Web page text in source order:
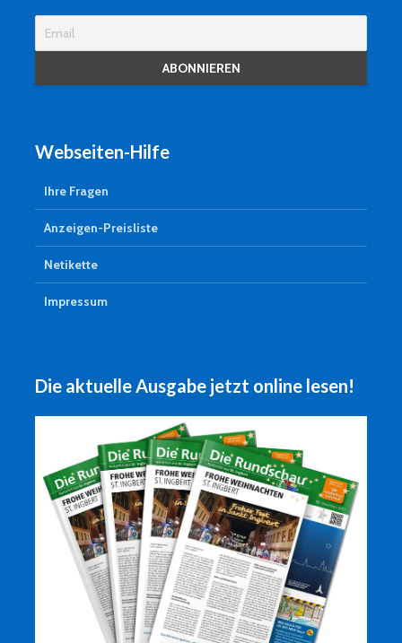
Webseiten-Hilfe
Ihre Fragen
Anzeigen-Preisliste
Netikette
Impressum
Die aktuelle Ausgabe jetzt online lesen!